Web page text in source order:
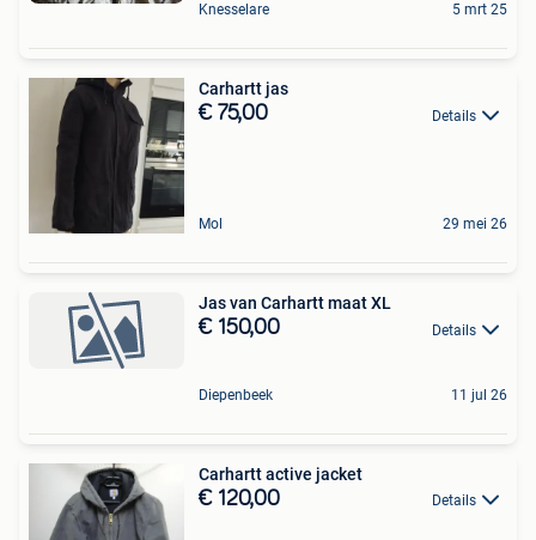
Knesselare 5 mrt 25
Carhartt jas
€ 75,00 Details
Mol 29 mei 26
Jas van Carhartt maat XL
€ 150,00 Details
Diepenbeek 11 jul 26
Carhartt active jacket
€ 120,00 Details